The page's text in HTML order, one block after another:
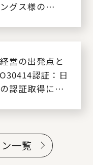
グス様の
営の出発点と
認証：日
認証取得に寄
一覧